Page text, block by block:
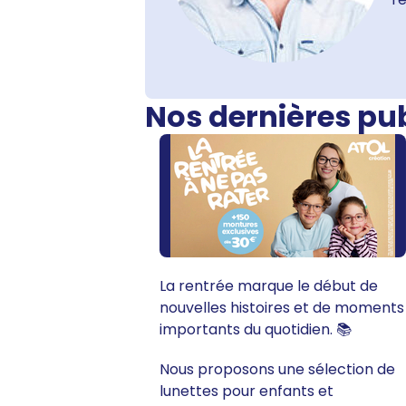
Nos dernières
La rentrée marque le début de
nouvelles histoires et de moments
importants du quotidien. 📚
Nous proposons une sélection de
lunettes pour enfants et